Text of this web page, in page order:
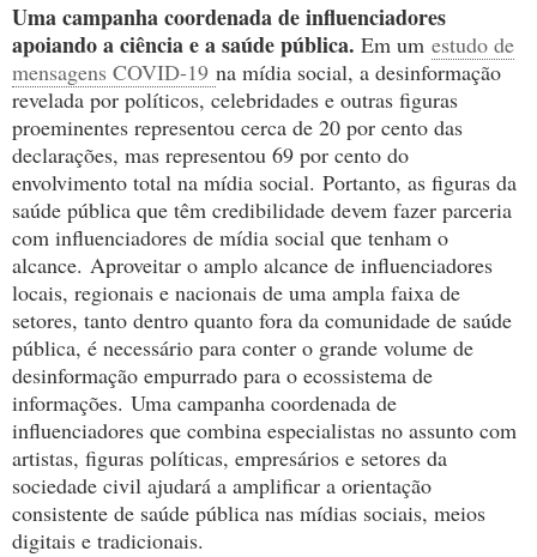
Uma campanha coordenada de influenciadores
apoiando a ciência e a saúde pública. Em um estudo de
mensagens COVID-19 na mídia social, a desinformação
revelada por políticos, celebridades e outras figuras
proeminentes representou cerca de 20 por cento das
declarações, mas representou 69 por cento do
envolvimento total na mídia social. Portanto, as figuras da
saúde pública que têm credibilidade devem fazer parceria
com influenciadores de mídia social que tenham o
alcance. Aproveitar o amplo alcance de influenciadores
locais, regionais e nacionais de uma ampla faixa de
setores, tanto dentro quanto fora da comunidade de saúde
pública, é necessário para conter o grande volume de
desinformação empurrado para o ecossistema de
informações. Uma campanha coordenada de
influenciadores que combina especialistas no assunto com
artistas, figuras políticas, empresários e setores da
sociedade civil ajudará a amplificar a orientação
consistente de saúde pública nas mídias sociais, meios
digitais e tradicionais.